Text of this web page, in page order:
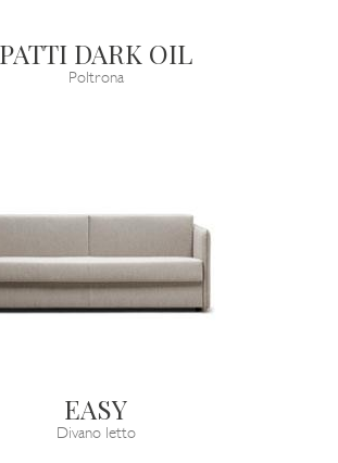
PATTI DARK OIL
Poltrona
EASY
Divano letto